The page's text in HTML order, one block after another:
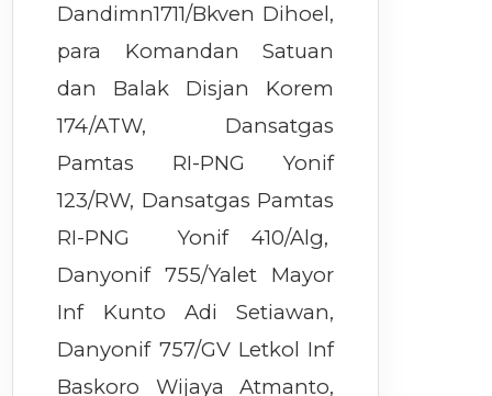
Dandimn1711/Bkven Dihoel,
para Komandan Satuan
dan Balak Disjan Korem
174/ATW, Dansatgas
Pamtas RI-PNG Yonif
123/RW, Dansatgas Pamtas
RI-PNG Yonif 410/Alg,
Danyonif 755/Yalet Mayor
Inf Kunto Adi Setiawan,
Danyonif 757/GV Letkol Inf
Baskoro Wijaya Atmanto,